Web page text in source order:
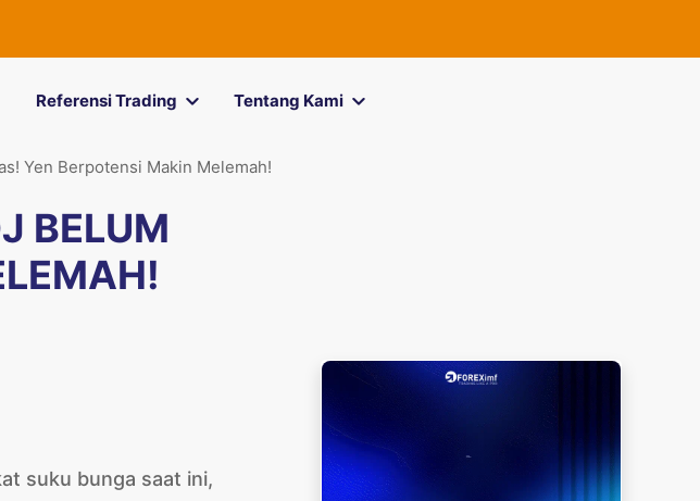
Referensi Trading Tentang Kami
Yen Berpotensi Makin Melemah!
BELUM
suku bunga saat ini,